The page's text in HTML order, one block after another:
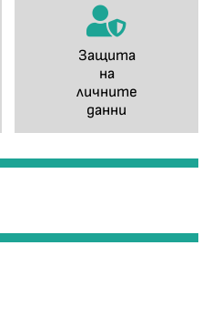
Защита
на
личните
данни